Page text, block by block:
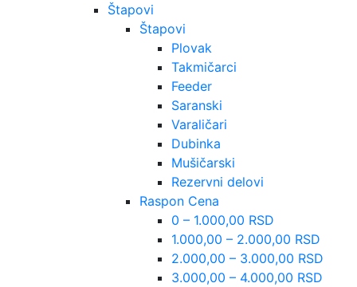
Štapovi
Štapovi
Plovak
Takmičarci
Feeder
Saranski
Varaličari
Dubinka
Mušičarski
Rezervni delovi
Raspon Cena
0 – 1.000,00 RSD
1.000,00 – 2.000,00 RSD
2.000,00 – 3.000,00 RSD
3.000,00 – 4.000,00 RSD